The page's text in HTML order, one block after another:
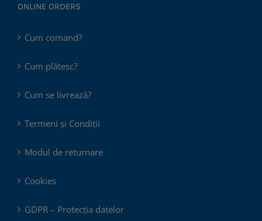
ONLINE ORDERS
Cum comand?
Cum plătesc?
Cum se livrează?
Termeni și Condiții
Modul de returnare
Cookies
GDPR – Protecția datelor